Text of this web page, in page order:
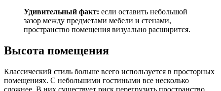
Удивительный факт: если оставить небольшой
зазор между предметами мебели и стенами,
пространство помещения визуально расширится.
Высота помещения
Классический стиль больше всего используется в просторных
помещениях. С небольшими гостиными все несколько